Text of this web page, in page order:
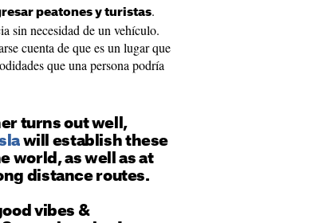
peatones y turistas.
sin necesidad de un vehículo.
cuenta de que es un lugar que
que una persona podría
turns out well,
will establish these
world, as well as at
distance routes.
vibes &